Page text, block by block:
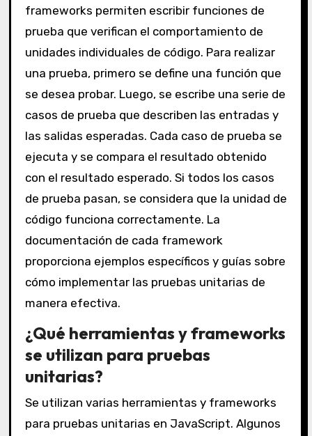
frameworks permiten escribir funciones de
prueba que verifican el comportamiento de
unidades individuales de código. Para realizar
una prueba, primero se define una función que
se desea probar. Luego, se escribe una serie de
casos de prueba que describen las entradas y
las salidas esperadas. Cada caso de prueba se
ejecuta y se compara el resultado obtenido
con el resultado esperado. Si todos los casos
de prueba pasan, se considera que la unidad de
código funciona correctamente. La
documentación de cada framework
proporciona ejemplos específicos y guías sobre
cómo implementar las pruebas unitarias de
manera efectiva.
¿Qué herramientas y frameworks
se utilizan para pruebas
unitarias?
Se utilizan varias herramientas y frameworks
para pruebas unitarias en JavaScript. Algunos